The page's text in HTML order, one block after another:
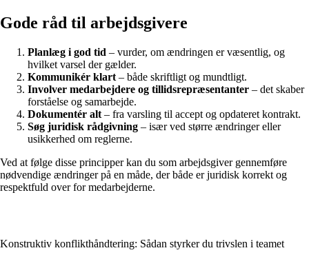
Gode råd til arbejdsgivere
Planlæg i god tid – vurder, om ændringen er væsentlig, og
hvilket varsel der gælder.
Kommunikér klart – både skriftligt og mundtligt.
Involver medarbejdere og tillidsrepræsentanter – det skaber
forståelse og samarbejde.
Dokumentér alt – fra varsling til accept og opdateret kontrakt.
Søg juridisk rådgivning – især ved større ændringer eller
usikkerhed om reglerne.
Ved at følge disse principper kan du som arbejdsgiver gennemføre
nødvendige ændringer på en måde, der både er juridisk korrekt og
respektfuld over for medarbejderne.
Konstruktiv konflikthåndtering: Sådan styrker du trivslen i teamet